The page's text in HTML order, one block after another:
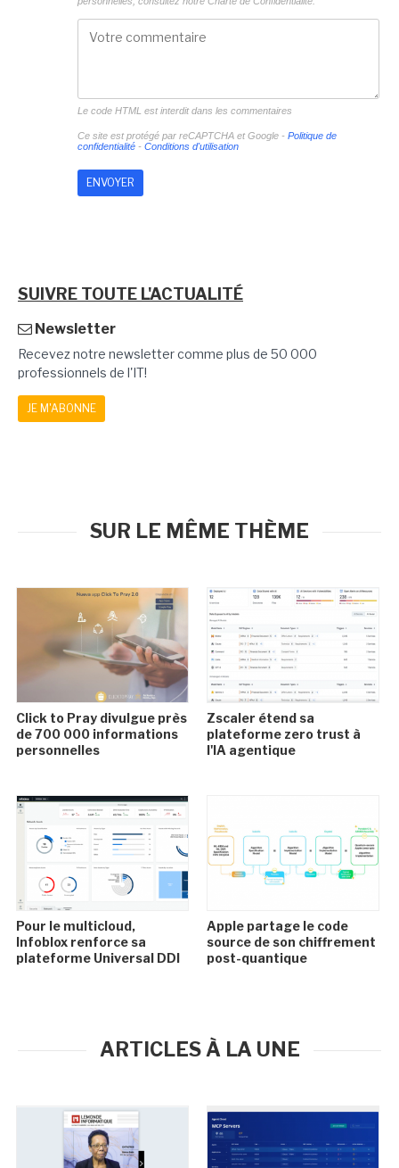
Le code HTML est interdit dans les commentaires
Ce site est protégé par reCAPTCHA et Google - Politique de
confidentialité- Conditions d'utilisation
SUIVRE TOUTE L'ACTUALITÉ
Newsletter
Recevez notre newsletter comme plus de 50 000
professionnels de l'IT!
JE M'ABONNE
SUR LE MÊME THÈME
Click to Pray divulgue près
de 700 000 informations
personnelles
Zscaler étend sa
plateforme zero trust à
l'IA agentique
Pour le multicloud,
Infoblox renforce sa
plateforme Universal DDI
Apple partage le code
source de son chiffrement
post-quantique
ARTICLES À LA UNE